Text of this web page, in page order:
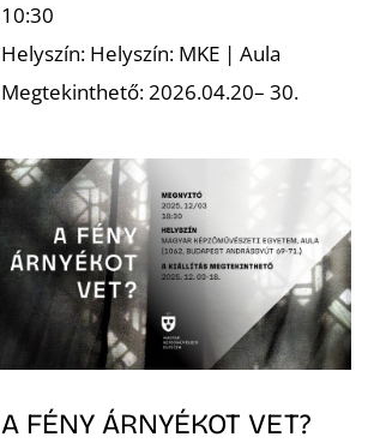
10:30
Helyszín: Helyszín: MKE | Aula
Megtekinthető: 2026.04.20– 30.
A FÉNY ÁRNYÉKOT VET?